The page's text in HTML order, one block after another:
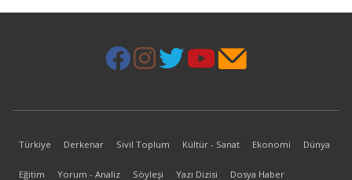
Türkiye Derkenar Sivil Toplum Kültür - Sanat Ekonomi Dünya
Eğitim Yorum - Analiz Söyleşi Yazı Dizisi Dosya Haber